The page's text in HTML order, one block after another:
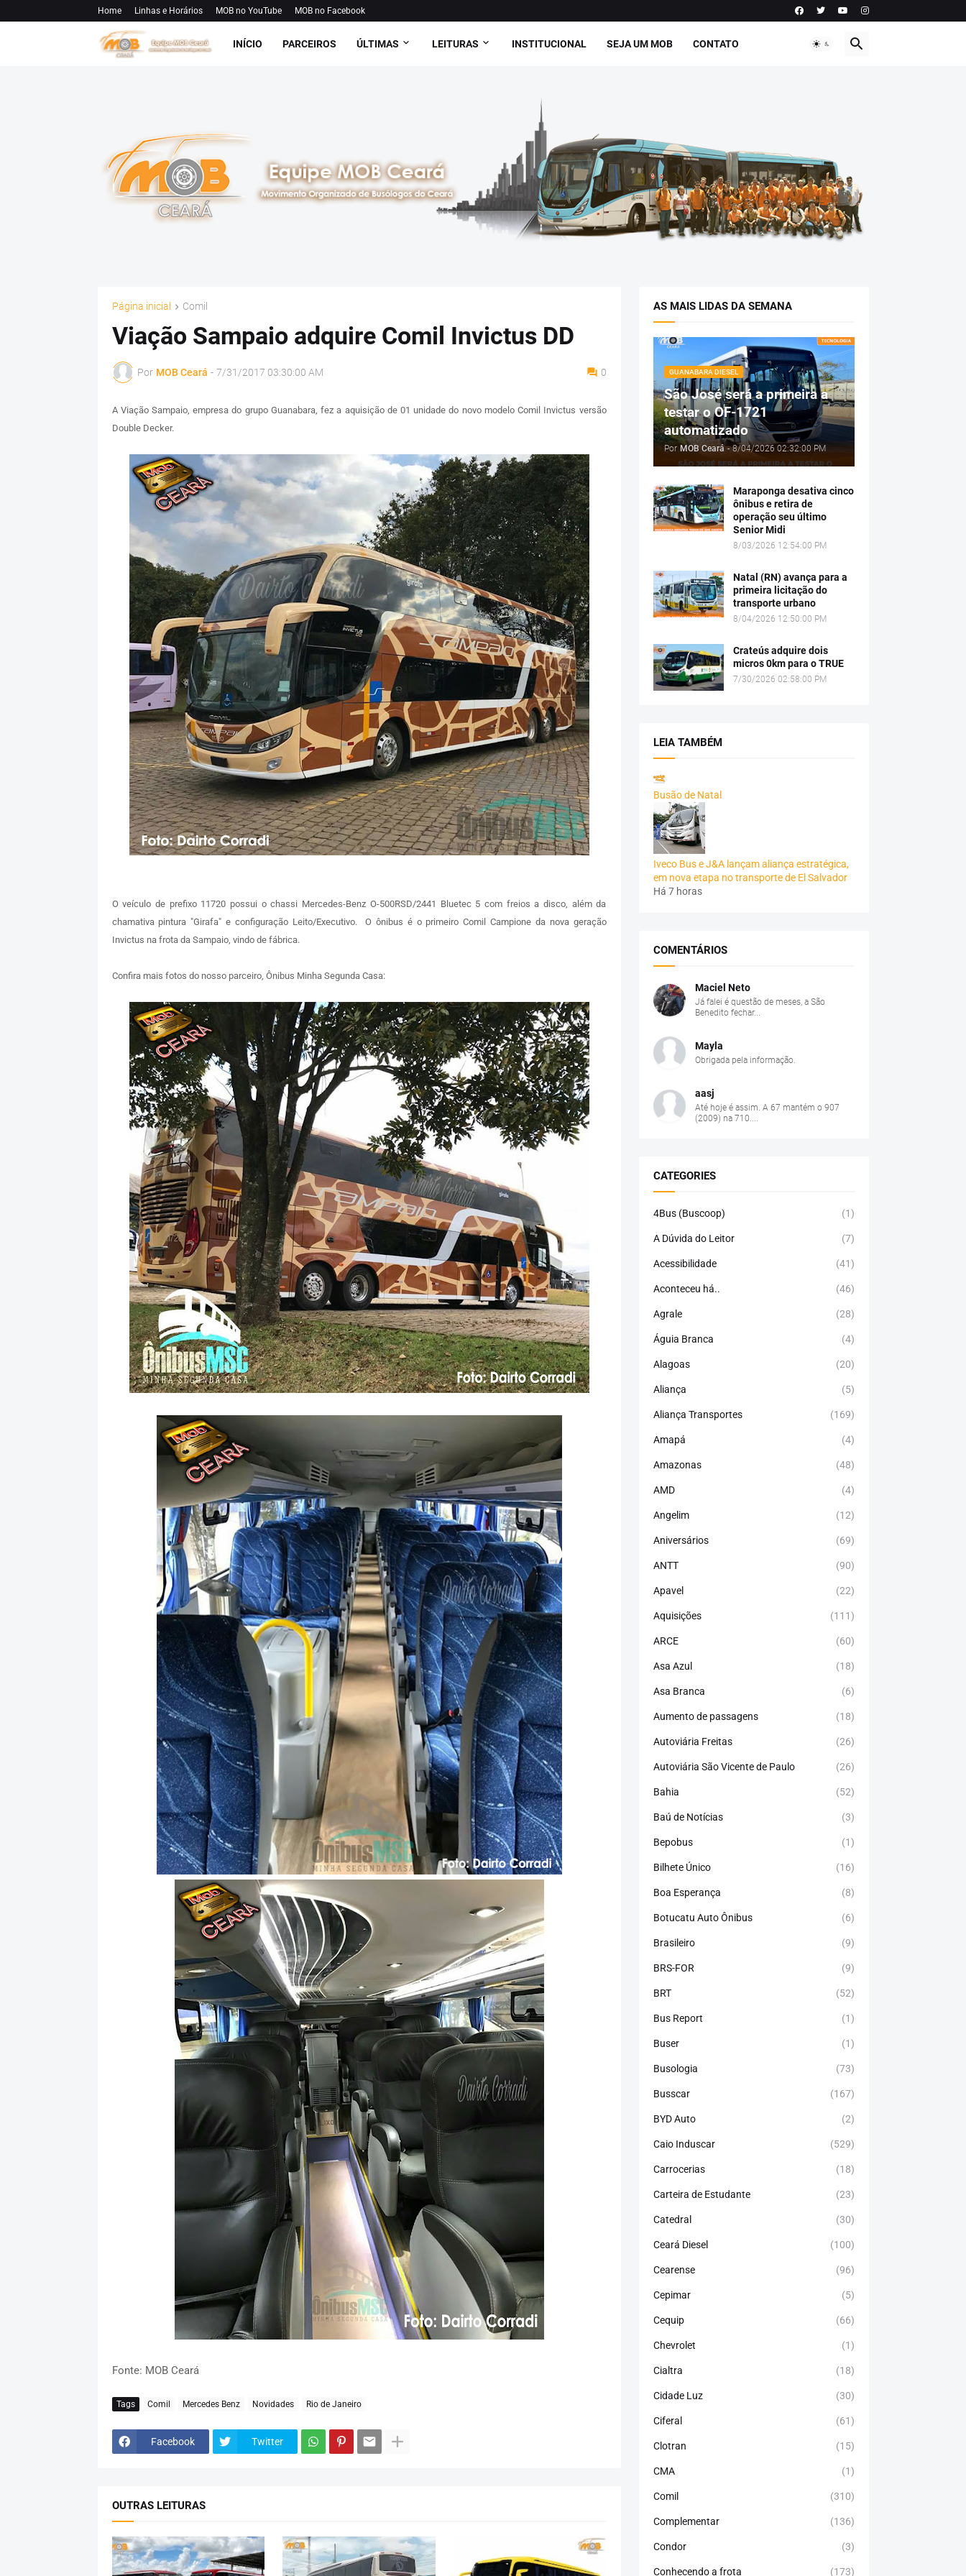
Home Linhas e Horários MOB no YouTube MOB no Facebook
INÍCIO PARCEIROS ÚLTIMAS LEITURAS INSTITUCIONAL SEJA UM MOB CONTATO
Página inicial Comil
Viação Sampaio adquire Comil Invictus DD
Por MOB Ceará - 7/31/2017 03:30:00 AM 0
A Viação Sampaio, empresa do grupo Guanabara, fez a aquisição de 01 unidade do novo modelo Comil Invictus versão
Double Decker.
O veículo de prefixo 11720 possui o chassi Mercedes-Benz O-500RSD/2441 Bluetec 5 com freios a disco, além da
chamativa pintura "Girafa" e configuração Leito/Executivo. O ônibus é o primeiro Comil Campione da nova geração
Invictus na frota da Sampaio, vindo de fábrica.
Confira mais fotos do nosso parceiro, Ônibus Minha Segunda Casa:
Fonte: MOB Ceará
Tags Comil Mercedes Benz Novidades Rio de Janeiro
Facebook Twitter
OUTRAS LEITURAS
AS MAIS LIDAS DA SEMANA
GUANABARA DIESEL
São José será a primeira a
testar o OF-1721
automatizado
Por MOB Ceará - 8/04/2026 02:32:00 PM
Maraponga desativa cinco
ônibus e retira de
operação seu último
Senior Midi
8/03/2026 12:54:00 PM
Natal (RN) avança para a
primeira licitação do
transporte urbano
8/04/2026 12:50:00 PM
Crateús adquire dois
micros 0km para o TRUE
7/30/2026 02:58:00 PM
LEIA TAMBÉM
Busão de Natal
Iveco Bus e J&A lançam aliança estratégica,
em nova etapa no transporte de El Salvador
Há 7 horas
COMENTÁRIOS
Maciel Neto
Já falei é questão de meses, a São
Benedito fechar...
Mayla
Obrigada pela informação.
aasj
Até hoje é assim. A 67 mantém o 907
(2009) na 710....
CATEGORIES
4Bus (Buscoop) (1)
A Dúvida do Leitor (7)
Acessibilidade (41)
Aconteceu há.. (46)
Agrale (28)
Águia Branca (4)
Alagoas (20)
Aliança (5)
Aliança Transportes (169)
Amapá (4)
Amazonas (48)
AMD (4)
Angelim (12)
Aniversários (69)
ANTT (90)
Apavel (22)
Aquisições (111)
ARCE (60)
Asa Azul (18)
Asa Branca (6)
Aumento de passagens (18)
Autoviária Freitas (26)
Autoviária São Vicente de Paulo (26)
Bahia (52)
Baú de Notícias (3)
Bepobus (1)
Bilhete Único (16)
Boa Esperança (8)
Botucatu Auto Ônibus (6)
Brasileiro (9)
BRS-FOR (9)
BRT (52)
Bus Report (1)
Buser (1)
Busologia (73)
Busscar (167)
BYD Auto (2)
Caio Induscar (529)
Carrocerias (18)
Carteira de Estudante (23)
Catedral (30)
Ceará Diesel (100)
Cearense (96)
Cepimar (5)
Cequip (66)
Chevrolet (1)
Cialtra (18)
Cidade Luz (30)
Ciferal (61)
Clotran (15)
CMA (1)
Comil (310)
Complementar (136)
Condor (3)
Conhecendo a frota (173)